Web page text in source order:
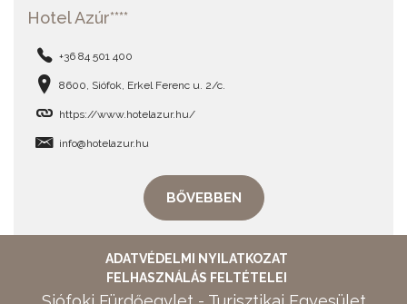
Hotel Azúr****
+36 84 501 400
8600, Siófok, Erkel Ferenc u. 2/c.
https://www.hotelazur.hu/
info@hotelazur.hu
BŐVEBBEN
ADATVÉDELMI NYILATKOZAT
FELHASZNÁLÁS FELTÉTELEI